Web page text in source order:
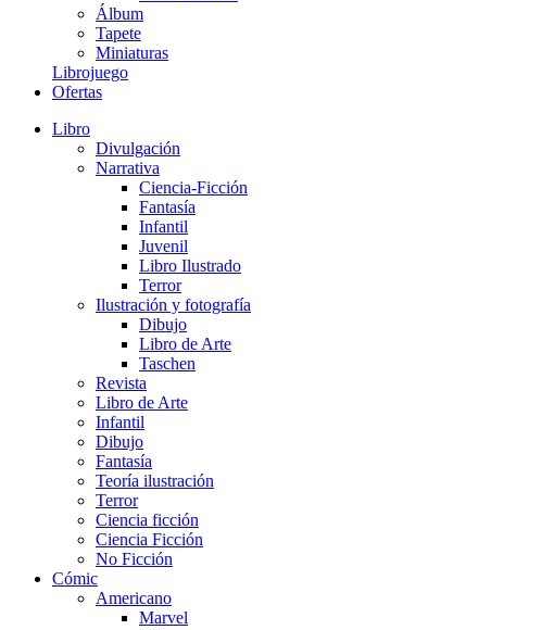
Álbum
Tapete
Miniaturas
Librojuego
Ofertas
Libro
Divulgación
Narrativa
Ciencia-Ficción
Fantasía
Infantil
Juvenil
Libro Ilustrado
Terror
Ilustración y fotografía
Dibujo
Libro de Arte
Taschen
Revista
Libro de Arte
Infantil
Dibujo
Fantasía
Teoría ilustración
Terror
Ciencia ficción
Ciencia Ficción
No Ficción
Cómic
Americano
Marvel